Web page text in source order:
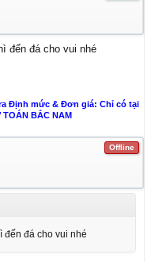
đến đá cho vui nhé
Định mức & Đơn giá: Chỉ có tại
TOÁN BẮC NAM
Offline
đến đá cho vui nhé